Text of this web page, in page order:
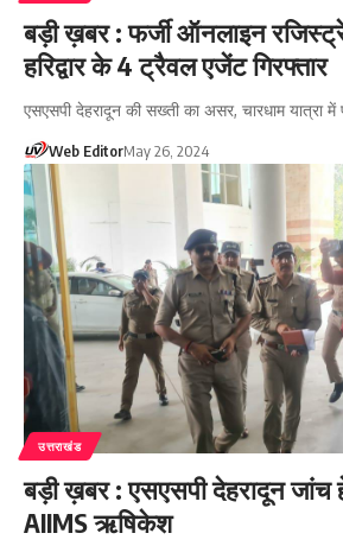
बड़ी ख़बर : फर्जी ऑनलाइन
हरिद्वार के 4 ट्रैवल एजेंट गिरफ्तार
एसएसपी देहरादून की सख्ती का असर, चारधाम यात्रा
Web EditorMay 26, 2024
उत्तराखंड
बड़ी ख़बर : एसएसपी देहरादून
AIIMS ऋषिकेश